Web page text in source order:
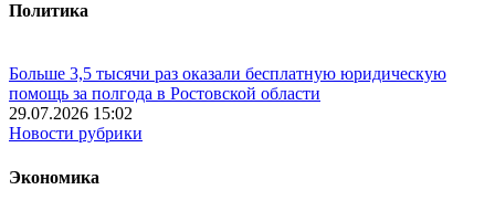
Политика
Больше 3,5 тысячи раз оказали бесплатную юридическую
помощь за полгода в Ростовской области
29.07.2026 15:02
Новости рубрики
Экономика